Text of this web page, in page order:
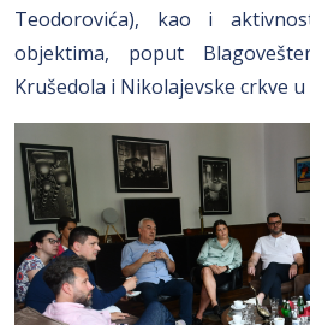
Teodorovića), kao i
objektima, poput
Krušedola i Nikolajevske crkve u